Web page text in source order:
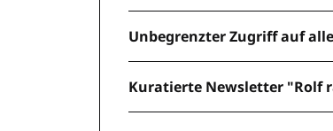
Unbegrenzter Zugriff auf
Kuratierte Newsletter "Rolf